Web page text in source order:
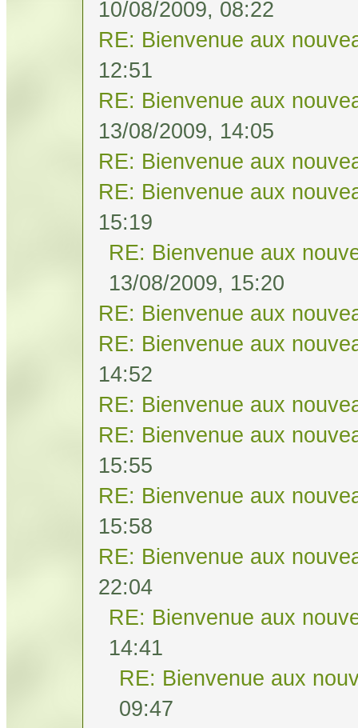
10/08/2009, 08:22
RE: Bienvenue aux
12:51
RE: Bienvenue aux
13/08/2009, 14:05
RE: Bienvenue aux
RE: Bienvenue aux
15:19
RE: Bienvenue aux
13/08/2009, 15:20
RE: Bienvenue aux
RE: Bienvenue aux
14:52
RE: Bienvenue aux
RE: Bienvenue aux
15:55
RE: Bienvenue aux
15:58
RE: Bienvenue aux
22:04
RE: Bienvenue aux
14:41
RE: Bienvenue aux
09:47